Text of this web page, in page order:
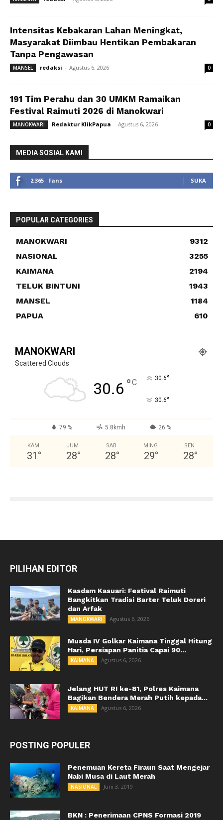
Intensitas Kebakaran Lahan Meningkat,
Masyarakat Diimbau Hentikan Pembakaran
Tanpa Pengawasan
MANSEL redaksi - Agustus 6, 2026 0
191 Tim Perahu dan 30 UMKM Ramaikan
Festival Raimuti 2026 di Manokwari
MANOKWARI Redaktur KlikPapua - Agustus 6, 2026 0
MEDIA SOSIAL KAMI
2,365 Fans SUKA
POPULAR CATEGORIES
MANOKWARI
9312
NASIONAL
3255
KAIMANA
2194
TELUK BINTUNI
1943
MANSEL
1184
PAPUA
610
MANOKWARI
Scattered Clouds
30.6 °C 30.6°
30.6°
79 % 5.8kmh 26 %
KAM
31 °
JUM
28°
SAB
28°
MING
29°
SEN
28°
PILIHAN EDITOR
Kasdam Kasuari: Festival Raimuti
Bangkitkan Tradisi Barter Teluk Doreri
dan Arfak
MANOKWARI Agustus 6, 2026
Musda IV Golkar Kaimana Tinggal Hitung
Hari, Persiapan Panitia Capai 90...
KAIMANA Agustus 6, 2026
Jelang HUT RI ke-81, Polres Kaimana
Bagikan Bendera Merah Putih kepada...
KAIMANA Agustus 6, 2026
POSTING POPULER
Penemuan Kereta Firaun Saat Mengejar
Nabi Musa di Laut Merah
NASIONAL Juni 3, 2019
BKN : Penerimaan CPNS Formasi 2019